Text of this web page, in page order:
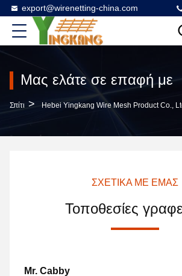
export@wirenetting-china.com
Μας ελάτε σε επαφή με
Σπίτι > Hebei Yingkang Wire Mesh Product Co.,
ΣΧΕΤΙΚΆ ΜΕ ΕΜΆΣ
Τοποθεσίες
Mr. Cabby